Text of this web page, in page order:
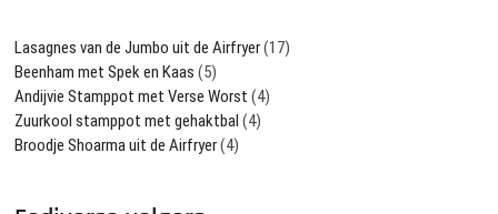
Lasagnes van de Jumbo uit de Airfryer(17)
Beenham met Spek en Kaas (5)
Andijvie Stamppot met Verse Worst (4)
Zuurkool stamppot met gehaktbal (4)
Broodje Shoarma uit de Airfryer(4)